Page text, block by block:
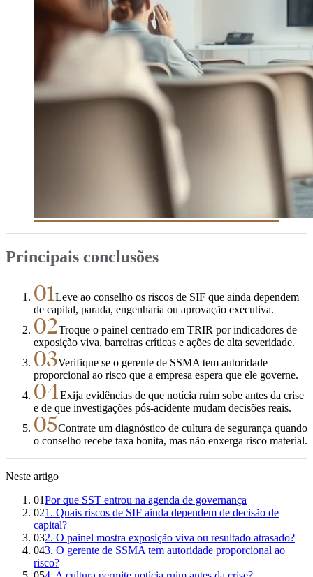
Principais conclusões
01Leve ao conselho os riscos de SIF que ainda dependem
de capital, parada, engenharia ou aprovação executiva.
02Troque o painel centrado em TRIR por indicadores de
exposição viva, barreiras críticas e ações de alta severidade.
03Verifique se o gerente de SSMA tem autoridade
proporcional ao risco que a empresa espera que ele governe.
04Exija evidências de que notícia ruim sobe antes da crise
e de que investigações pós-acidente mudam decisões reais.
05Contrate um diagnóstico de cultura de segurança quando
o conselho recebe taxa bonita, mas não enxerga risco material.
Neste artigo
01Por que SST entrou na agenda de governança
021. Quais riscos de SIF ainda dependem de decisão de
capital?
032. O painel mostra exposição viva ou resultado atrasado?
043. O gerente de SSMA tem autoridade proporcional ao
risco?